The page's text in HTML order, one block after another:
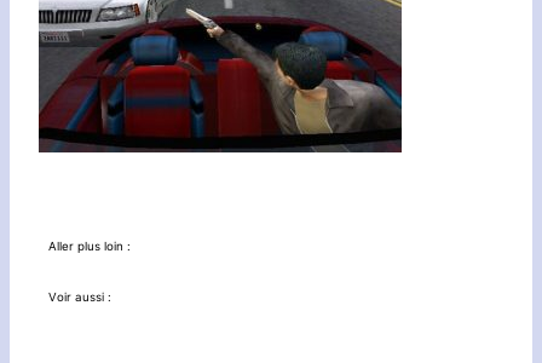
Aller plus loin :
Voir aussi :